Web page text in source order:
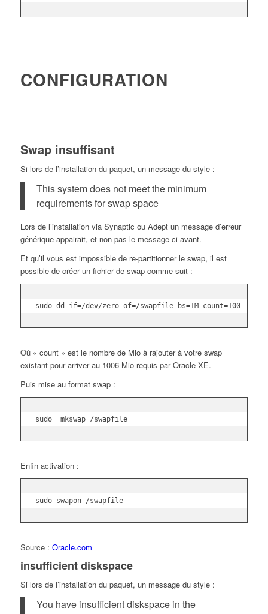
CONFIGURATION
Swap insuffisant
Si lors de l’installation du paquet, un message du style :
This system does not meet the minimum
requirements for swap space
Lors de l’installation via Synaptic ou Adept un message d’erreur
générique appairait, et non pas le message ci-avant.
Et qu’il vous est impossible de re-partitionner le swap, il est
possible de créer un fichier de swap comme suit :
sudo dd if=/dev/zero of=/swapfile bs=1M count=100
Où « count » est le nombre de Mio à rajouter à votre swap
existant pour arriver au 1006 Mio requis par Oracle XE.
Puis mise au format swap :
sudo  mkswap /swapfile
Enfin activation :
sudo swapon /swapfile
Source : Oracle.com
insufficient diskspace
Si lors de l’installation du paquet, un message du style :
You have insufficient diskspace in the